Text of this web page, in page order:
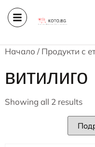
Начало / Продукти с
витилиго
Showing all 2 results